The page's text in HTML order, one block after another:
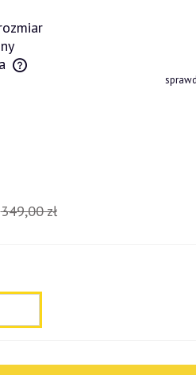
349,00 zł